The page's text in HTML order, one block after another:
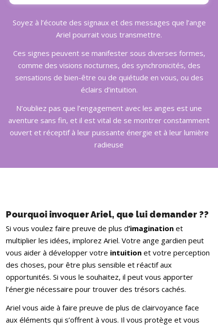
Soyez à l’écoute des signaux et des messages que l’ange
Ariel pourrait vous transmettre.
Ces signes peuvent se manifester sous diverses formes,
comme des visions nocturnes, des synchronicités, des
sensations de bien-être ou de quiétude en vous, ou des
éclairs d’intuition.
N’oubliez pas que l’engagement avec les anges est une
aventure sans fin, et il est vital de se montrer constamment
ouvert et réceptif à leur puissante énergie et à leur lumière
radieuse
Pourquoi invoquer Ariel, que lui demander ??
Si vous voulez faire preuve de plus d’imagination et
multiplier les idées, implorez Ariel. Votre ange gardien peut
vous aider à développer votre intuition et votre perception
des choses, pour être plus sensible et réactif aux
opportunités. Si vous le souhaitez, il peut vous apporter
l’énergie nécessaire pour trouver des trésors cachés.
Ariel vous aide à faire preuve de plus de clairvoyance face
aux éléments qui s’offrent à vous. Il vous protège et vous